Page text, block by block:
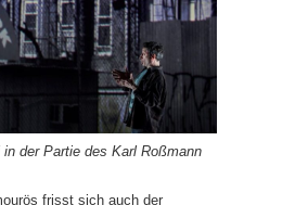
in der Partie des Karl Roßmann
frisst sich auch der